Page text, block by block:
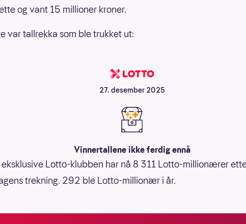
og vant 15 millioner kroner.
var tallrekka som ble trukket ut:
27. desember 2025
Vinnertallene ikke ferdig ennå
eksklusive Lotto-klubben har nå 8 311 Lotto-millionærer
trekning. 292 ble Lotto-millionær i år.